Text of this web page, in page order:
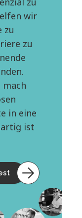
wir
zu
zu
in eine
ist